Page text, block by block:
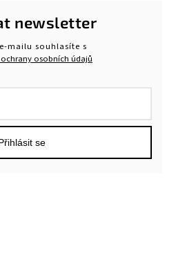
newsletter
mailu souhlasíte s
osobních údajů
se